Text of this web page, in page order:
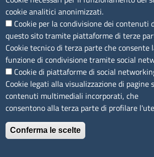
LINK UTILI
Segnalazione di illecito
Amministrazione Trasparente
Accesso riservato
Dichiarazione di accessibilità
Mappa del sito
cookie analitici anonimizzati.
Cookie per la condivisione dei contenuti
questo sito tramite piattaforme di terze
Cookie tecnico di terza parte che consente
funzione di condivisione tramite social
Cookie di piattaforme di social
Cookie legati alla visualizzazione di pagine
contenuti multimediali incorporati, che
consentono alla terza parte di profilare
Conferma le scelte